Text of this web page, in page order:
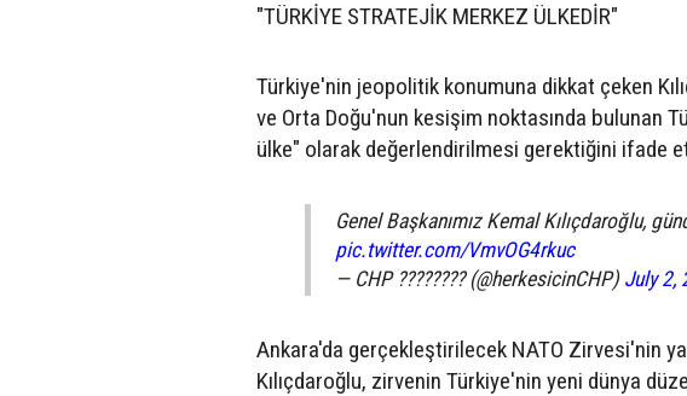
"TÜRKİYE STRATEJİK MERKEZ ÜLKEDİR"
Türkiye'nin jeopolitik konumuna dikkat çeken
ve Orta Doğu'nun kesişim noktasında bulunan
ülke" olarak değerlendirilmesi gerektiğini ifade
Genel Başkanımız Kemal Kılıçdaroğlu,
pic.twitter.com/VmvOG4rkuc
— CHP ???????? (@herkesicinCHP) July 2,
Ankara'da gerçekleştirilecek NATO Zirvesi'nin
Kılıçdaroğlu, zirvenin Türkiye'nin yeni dünya